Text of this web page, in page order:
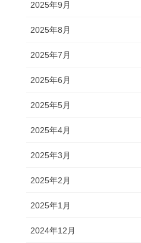
2025年9月
2025年8月
2025年7月
2025年6月
2025年5月
2025年4月
2025年3月
2025年2月
2025年1月
2024年12月